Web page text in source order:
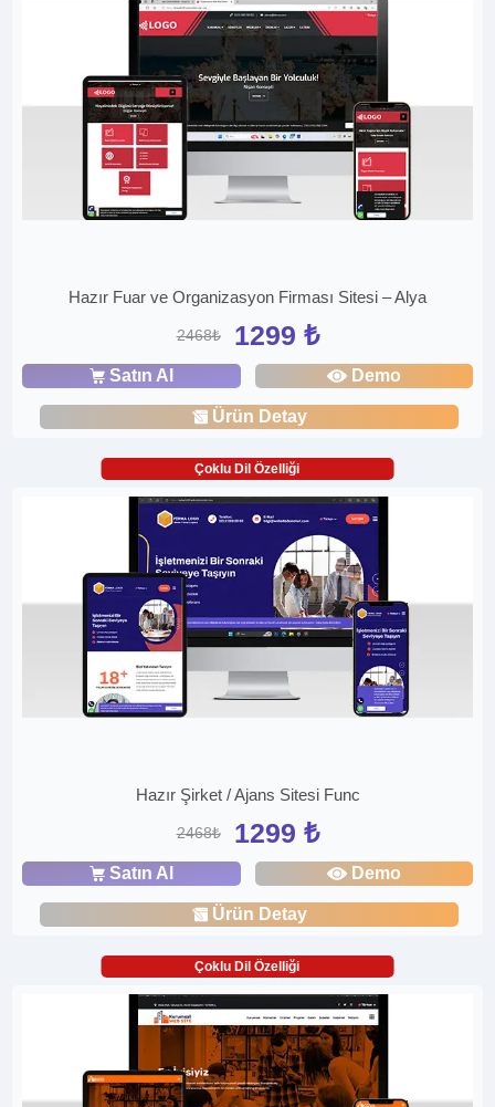
Hazır Fuar ve Organizasyon Firması Sitesi – Alya
2468₺ 1299 ₺
Satın Al Demo
Ürün Detay
Çoklu Dil Özelliği
Hazır Şirket / Ajans Sitesi Func
2468₺ 1299 ₺
Satın Al Demo
Ürün Detay
Çoklu Dil Özelliği